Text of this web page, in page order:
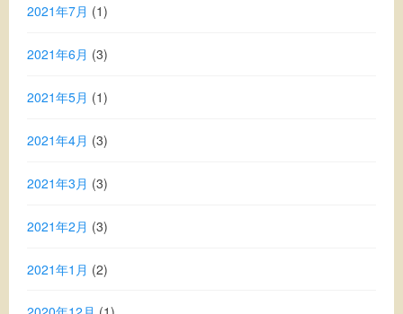
2021年7月 (1)
2021年6月 (3)
2021年5月 (1)
2021年4月 (3)
2021年3月 (3)
2021年2月 (3)
2021年1月 (2)